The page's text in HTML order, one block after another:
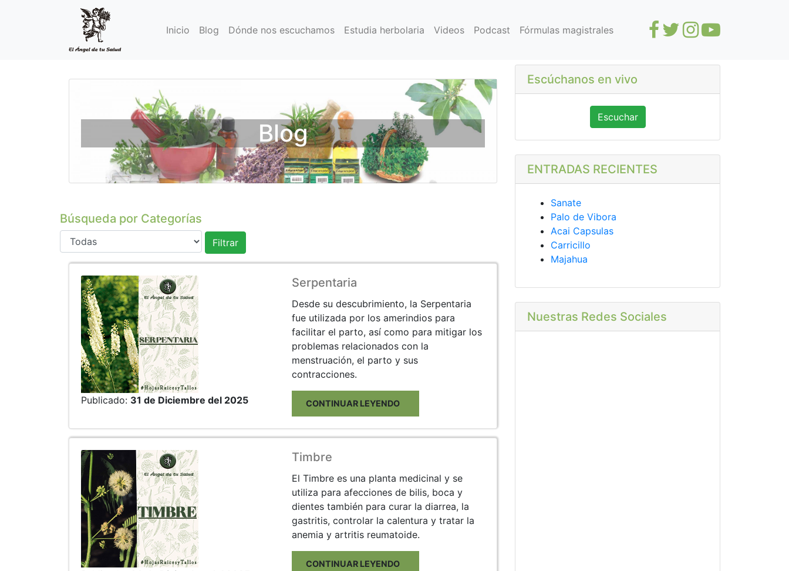
Inicio Blog Dónde nos escuchamos Estudia herbolaria Videos Podcast Fórmulas magistrales
Blog
Búsqueda por Categorías
Filtrar
Publicado: 31 de Diciembre del 2025
Serpentaria
Desde su descubrimiento, la Serpentaria
fue utilizada por los amerindios para
facilitar el parto, así como para mitigar los
problemas relacionados con la
menstruación, el parto y sus
contracciones.
CONTINUAR LEYENDO
Timbre
El Timbre es una planta medicinal y se
utiliza para afecciones de bilis, boca y
dientes también para curar la diarrea, la
gastritis, controlar la calentura y tratar la
anemia y artritis reumatoide.
CONTINUAR LEYENDO
Escúchanos en vivo
Escuchar
ENTRADAS RECIENTES
Sanate
Palo de Vibora
Acai Capsulas
Carricillo
Majahua
Nuestras Redes Sociales